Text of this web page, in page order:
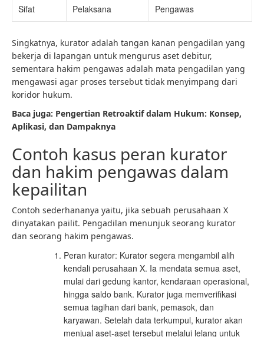
Sifat Pelaksana Pengawas
Singkatnya, kurator adalah tangan kanan pengadilan yang
bekerja di lapangan untuk mengurus aset debitur,
sementara hakim pengawas adalah mata pengadilan yang
mengawasi agar proses tersebut tidak menyimpang dari
koridor hukum.
Baca juga: Pengertian Retroaktif dalam Hukum: Konsep,
Aplikasi, dan Dampaknya
Contoh kasus peran kurator
dan hakim pengawas dalam
kepailitan
Contoh sederhananya yaitu, jika sebuah perusahaan X
dinyatakan pailit. Pengadilan menunjuk seorang kurator
dan seorang hakim pengawas.
Peran kurator: Kurator segera mengambil alih
kendali perusahaan X. Ia mendata semua aset,
mulai dari gedung kantor, kendaraan operasional,
hingga saldo bank. Kurator juga memverifikasi
semua tagihan dari bank, pemasok, dan
karyawan. Setelah data terkumpul, kurator akan
menjual aset-aset tersebut melalui lelang untuk